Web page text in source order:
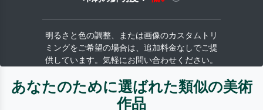
明るさと色の調整、または画像のカスタムトリ
ミングをご希望の場合は、追加料金なしでご提
供しています。気軽にお問い合わせください。
あなたのために選ばれた類似の美術
作品